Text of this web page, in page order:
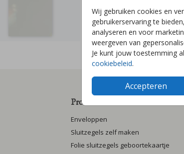
Wij gebruiken cookies en
gebruikerservaring te
analyseren en voor
weergeven van
Je kunt jouw toestemming
cookiebeleid.
Accepteren
Producten
Enveloppen
Sluitzegels zelf maken
Folie sluitzegels geboortekaartje